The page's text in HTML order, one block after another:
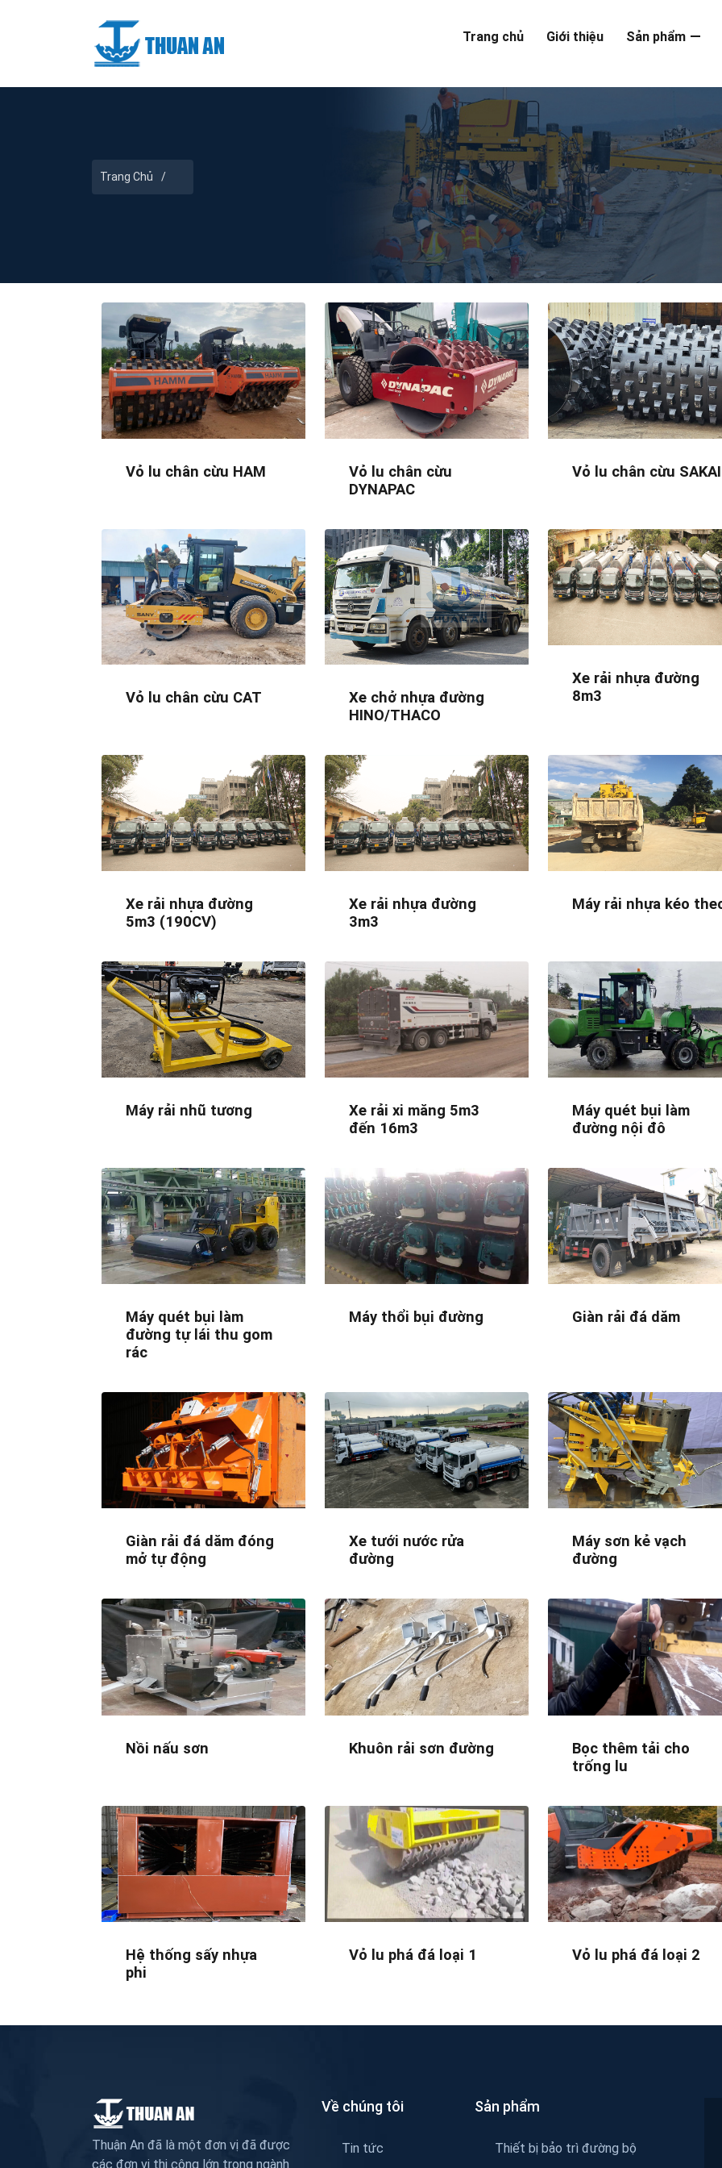
Trang chủ Giới thiệu Sản phẩm
Trang Chủ /
Vỏ lu chân cừu HAM
Vỏ lu chân cừu
DYNAPAC
Vỏ lu chân cừu SAKAI
Vỏ lu chân cừu CAT
Xe chở nhựa đường
HINO/THACO
Xe rải nhựa đường
8m3
Xe rải nhựa đường
5m3 (190CV)
Xe rải nhựa đường
3m3
Máy rải nhựa kéo
Máy rải nhũ tương
Xe rải xi măng 5m3
đến 16m3
Máy quét bụi làm
đường nội đô
Máy quét bụi làm
đường tự lái thu gom
rác
Máy thổi bụi đường Giàn rải đá dăm
Giàn rải đá dăm đóng
mở tự động
Xe tưới nước rửa
đường
Máy sơn kẻ vạch
đường
Nồi nấu sơn Khuôn rải sơn đường
Bọc thêm tải cho
trống lu
Hệ thống sấy nhựa
phi
Vỏ lu phá đá loại 1 Vỏ lu phá đá loại 2
Thuận An đã là một đơn vị đã được
các đơn vị thi công lớn trong ngành
Về chúng tôi
Tin tức
Sản phẩm
Thiết bị bảo trì đường bộ